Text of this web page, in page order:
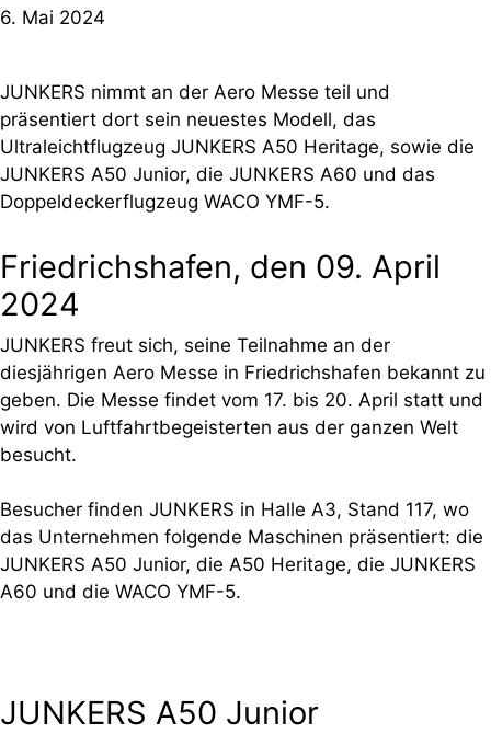
6. Mai 2024
JUNKERS nimmt an der Aero Messe teil und
präsentiert dort sein neuestes Modell, das
Ultraleichtflugzeug JUNKERS A50 Heritage, sowie die
JUNKERS A50 Junior, die JUNKERS A60 und das
Doppeldeckerflugzeug WACO YMF-5.
Friedrichshafen, den 09. April
2024
JUNKERS freut sich, seine Teilnahme an der
diesjährigen Aero Messe in Friedrichshafen bekannt zu
geben. Die Messe findet vom 17. bis 20. April statt und
wird von Luftfahrtbegeisterten aus der ganzen Welt
besucht.
Besucher finden JUNKERS in Halle A3, Stand 117, wo
das Unternehmen folgende Maschinen präsentiert: die
JUNKERS A50 Junior, die A50 Heritage, die JUNKERS
A60 und die WACO YMF-5.
JUNKERS A50 Junior